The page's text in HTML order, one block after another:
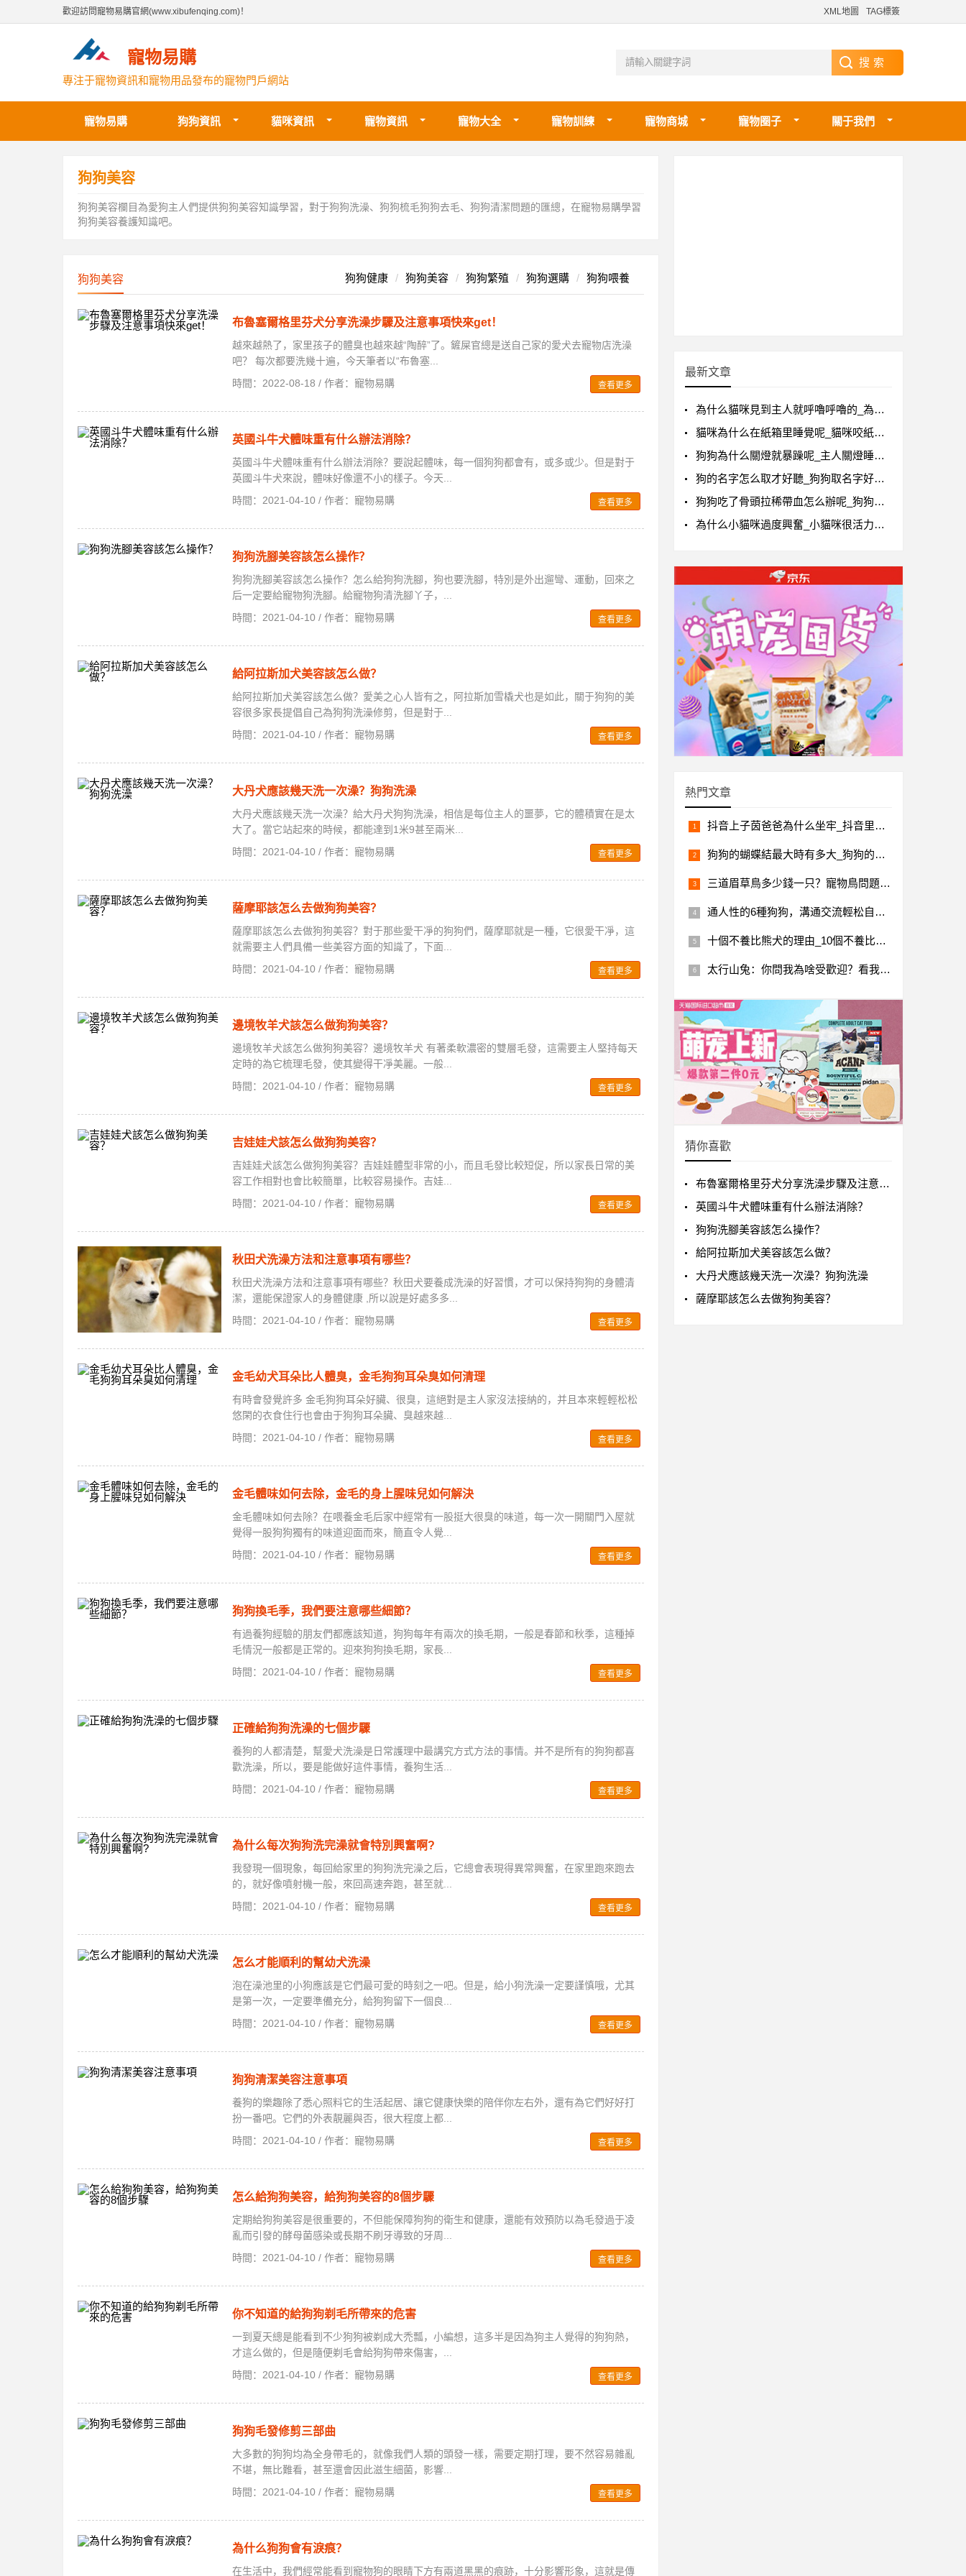
歡迎訪問寵物易購官網(www.xibufenqing.com)！ XML地圖 TAG標簽
寵物易購
專注于寵物資訊和寵物用品發布的寵物門戶網站
寵物易購 狗狗資訊 貓咪資訊 寵物資訊 寵物大全 寵物訓練 寵物商城 寵物圈子 關于我們
狗狗美容
狗狗美容欄目為愛狗主人們提供狗狗美容知識學習，對于狗狗洗澡、狗狗梳毛狗狗去毛、狗狗清潔問題的匯總，在寵物易購學習
狗狗美容養護知識吧。
狗狗健康 狗狗美容 狗狗繁殖 狗狗選購 狗狗喂養
狗狗美容
布魯塞爾格里芬犬分享洗澡步驟及注意事項快來get！
越來越熱了，家里孩子的體臭也越來越“陶醉”了。鏟屎官總是送自己家的愛犬去寵物店洗澡
吧？ 每次都要洗幾十遍，今天筆者以“布魯塞...
時間：2022-08-18 / 作者：寵物易購
查看更多
英國斗牛犬體味重有什么辦法消除？
英國斗牛犬體味重有什么辦法消除？要說起體味，每一個狗狗都會有，或多或少。但是對于
英國斗牛犬來說，體味好像還不小的樣子。今天...
時間：2021-04-10 / 作者：寵物易購
查看更多
狗狗洗腳美容該怎么操作？
狗狗洗腳美容該怎么操作？怎么給狗狗洗腳，狗也要洗腳，特別是外出遛彎、運動，回來之
后一定要給寵物狗洗腳。給寵物狗清洗腳丫子，...
時間：2021-04-10 / 作者：寵物易購
查看更多
給阿拉斯加犬美容該怎么做？
給阿拉斯加犬美容該怎么做？愛美之心人皆有之，阿拉斯加雪橇犬也是如此，關于狗狗的美
容很多家長提倡自己為狗狗洗澡修剪，但是對于...
時間：2021-04-10 / 作者：寵物易購
查看更多
大丹犬應該幾天洗一次澡？狗狗洗澡
大丹犬應該幾天洗一次澡？給大丹犬狗狗洗澡，相信是每位主人的噩夢，它的體積實在是太
大了。當它站起來的時候，都能達到1米9甚至兩米...
時間：2021-04-10 / 作者：寵物易購
查看更多
薩摩耶該怎么去做狗狗美容？
薩摩耶該怎么去做狗狗美容？對于那些愛干凈的狗狗們，薩摩耶就是一種，它很愛干凈，這
就需要主人們具備一些美容方面的知識了，下面...
時間：2021-04-10 / 作者：寵物易購
查看更多
邊境牧羊犬該怎么做狗狗美容？
邊境牧羊犬該怎么做狗狗美容？邊境牧羊犬 有著柔軟濃密的雙層毛發，這需要主人堅持每天
定時的為它梳理毛發，使其變得干凈美麗。一般...
時間：2021-04-10 / 作者：寵物易購
查看更多
吉娃娃犬該怎么做狗狗美容？
吉娃娃犬該怎么做狗狗美容？吉娃娃體型非常的小，而且毛發比較短促，所以家長日常的美
容工作相對也會比較簡單，比較容易操作。吉娃...
時間：2021-04-10 / 作者：寵物易購
查看更多
秋田犬洗澡方法和注意事項有哪些？
秋田犬洗澡方法和注意事項有哪些？秋田犬要養成洗澡的好習慣，才可以保持狗狗的身體清
潔，還能保證家人的身體健康 ,所以說是好處多多...
時間：2021-04-10 / 作者：寵物易購
查看更多
金毛幼犬耳朵比人體臭，金毛狗狗耳朵臭如何清理
有時會發覺許多 金毛狗狗耳朵好臟、很臭，這絕對是主人家沒法接納的，并且本來輕輕松松
悠閑的衣食住行也會由于狗狗耳朵臟、臭越來越...
時間：2021-04-10 / 作者：寵物易購
查看更多
金毛體味如何去除，金毛的身上腥味兒如何解決
金毛體味如何去除？在喂養金毛后家中經常有一股挺大很臭的味道，每一次一開關門入屋就
覺得一股狗狗獨有的味道迎面而來，簡直令人覺...
時間：2021-04-10 / 作者：寵物易購
查看更多
狗狗換毛季，我們要注意哪些細節？
有過養狗經驗的朋友們都應該知道，狗狗每年有兩次的換毛期，一般是春節和秋季，這種掉
毛情況一般都是正常的。迎來狗狗換毛期，家長...
時間：2021-04-10 / 作者：寵物易購
查看更多
正確給狗狗洗澡的七個步驟
養狗的人都清楚，幫愛犬洗澡是日常護理中最講究方式方法的事情。并不是所有的狗狗都喜
歡洗澡，所以，要是能做好這件事情，養狗生活...
時間：2021-04-10 / 作者：寵物易購
查看更多
為什么每次狗狗洗完澡就會特別興奮啊?
我發現一個現象，每回給家里的狗狗洗完澡之后，它總會表現得異常興奮，在家里跑來跑去
的，就好像噴射機一般，來回高速奔跑，甚至就...
時間：2021-04-10 / 作者：寵物易購
查看更多
怎么才能順利的幫幼犬洗澡
泡在澡池里的小狗應該是它們最可愛的時刻之一吧。但是，給小狗洗澡一定要謹慎哦，尤其
是第一次，一定要準備充分，給狗狗留下一個良...
時間：2021-04-10 / 作者：寵物易購
查看更多
狗狗清潔美容注意事項
養狗的樂趣除了悉心照料它的生活起居、讓它健康快樂的陪伴你左右外，還有為它們好好打
扮一番吧。它們的外表靚麗與否，很大程度上都...
時間：2021-04-10 / 作者：寵物易購
查看更多
怎么給狗狗美容，給狗狗美容的8個步驟
定期給狗狗美容是很重要的，不但能保障狗狗的衛生和健康，還能有效預防以為毛發過于凌
亂而引發的酵母菌感染或長期不刷牙導致的牙周...
時間：2021-04-10 / 作者：寵物易購
查看更多
你不知道的給狗狗剃毛所帶來的危害
一到夏天總是能看到不少狗狗被剃成大禿瓢，小編想，這多半是因為狗主人覺得的狗狗熱，
才這么做的，但是隨便剃毛會給狗狗帶來傷害，...
時間：2021-04-10 / 作者：寵物易購
查看更多
狗狗毛發修剪三部曲
大多數的狗狗均為全身帶毛的，就像我們人類的頭發一樣，需要定期打理，要不然容易雜亂
不堪，無比難看，甚至還會因此滋生細菌，影響...
時間：2021-04-10 / 作者：寵物易購
查看更多
為什么狗狗會有淚痕？
在生活中，我們經常能看到寵物狗的眼睛下方有兩道黑黑的痕跡，十分影響形象，這就是傳
最新文章
為什么貓咪見到主人就呼嚕呼嚕的_為什么放學回來貓咪會呼嚕呼嚕叫
貓咪為什么在紙箱里睡覺呢_貓咪咬紙箱子是什么原因
狗狗為什么關燈就暴躁呢_主人關燈睡覺狗狗就叫
狗的名字怎么取才好聽_狗狗取名字好聽獨特
狗狗吃了骨頭拉稀帶血怎么辦呢_狗狗吃了雞骨頭拉稀血便怎么辦
為什么小貓咪過度興奮_小貓咪很活力興奮抓人
熱門文章
抖音上子茵爸爸為什么坐牢_抖音里子茵爸爸去哪里了
狗狗的蝴蝶結最大時有多大_狗狗的蝴蝶骨多大
三道眉草鳥多少錢一只？寵物鳥問題解答
通人性的6種狗狗，溝通交流輕松自在，還令人省心
十個不養比熊犬的理由_10個不養比熊犬的理由
太行山兔：你問我為啥受歡迎？看我這體型顏值還不明白？
猜你喜歡
布魯塞爾格里芬犬分享洗澡步驟及注意事項快來get！
英國斗牛犬體味重有什么辦法消除？
狗狗洗腳美容該怎么操作？
給阿拉斯加犬美容該怎么做？
大丹犬應該幾天洗一次澡？狗狗洗澡
薩摩耶該怎么去做狗狗美容？